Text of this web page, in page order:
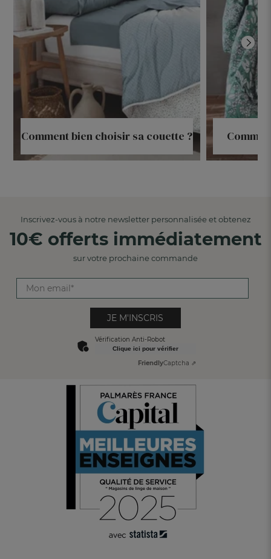
Comment bien choisir sa couette ?
Inscrivez-vous à notre newsletter personnalisée et obtenez
10€ offerts immédiatement
sur votre prochaine commande
JE M'INSCRIS
Vérification Anti-Robot
Clique ici pour vérifier
FriendlyCaptcha ⇗